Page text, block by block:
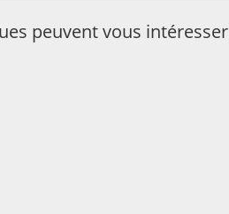
peuvent vous intéresser